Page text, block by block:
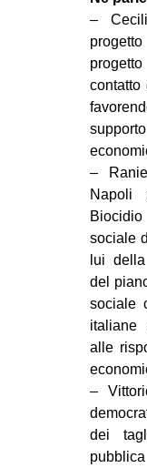
–
contatto
–
Napoli
sociale
lui
del
sociale
italiane
alle
–
dei